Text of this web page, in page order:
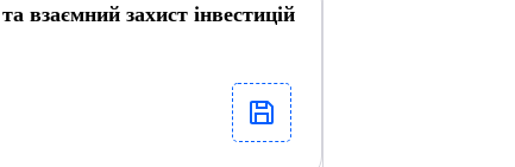
взаємний захист інвестицій